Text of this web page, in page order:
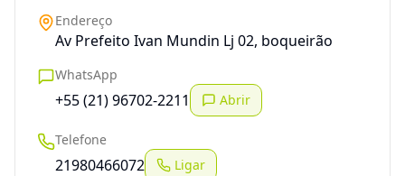
Endereço
Av Prefeito Ivan Mundin Lj 02, boqueirão
WhatsApp
+55 (21) 96702-2211 Abrir
Telefone
21980466072 Ligar